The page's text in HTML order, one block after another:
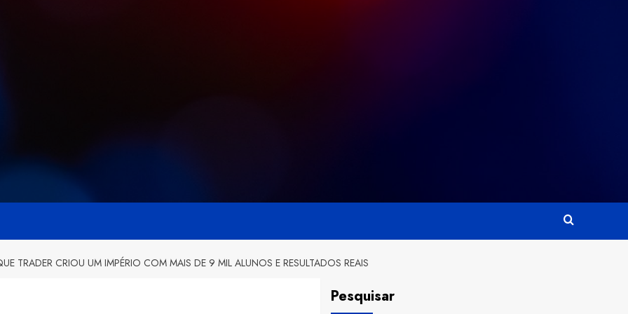
TRADER CRIOU UM IMPÉRIO COM MAIS DE 9 MIL ALUNOS E RESULTADOS REAIS
Pesquisar